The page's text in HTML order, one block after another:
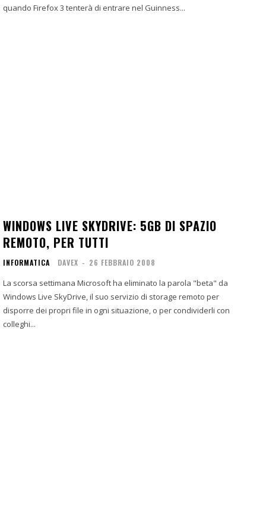
quando Firefox 3 tenterà di entrare nel Guinness...
WINDOWS LIVE SKYDRIVE: 5GB DI SPAZIO
REMOTO, PER TUTTI
INFORMATICA DAVEX - 26 FEBBRAIO 2008
La scorsa settimana Microsoft ha eliminato la parola "beta" da
Windows Live SkyDrive, il suo servizio di storage remoto per
disporre dei propri file in ogni situazione, o per condividerli con
colleghi...